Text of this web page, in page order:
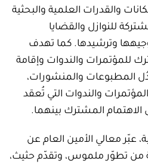
والقدرات العلمية والبحثية
للنوازل والقضايا
وترشيدها. كما تهدف
للمؤتمرات والندوات وإقامة
المطبوعات والمنشورات،
والندوات التي تُعقد
المشترك بينهما.
عبّر معالي الأمين العام عن
من تطوّر ملموس، وتقدّم حثيث،